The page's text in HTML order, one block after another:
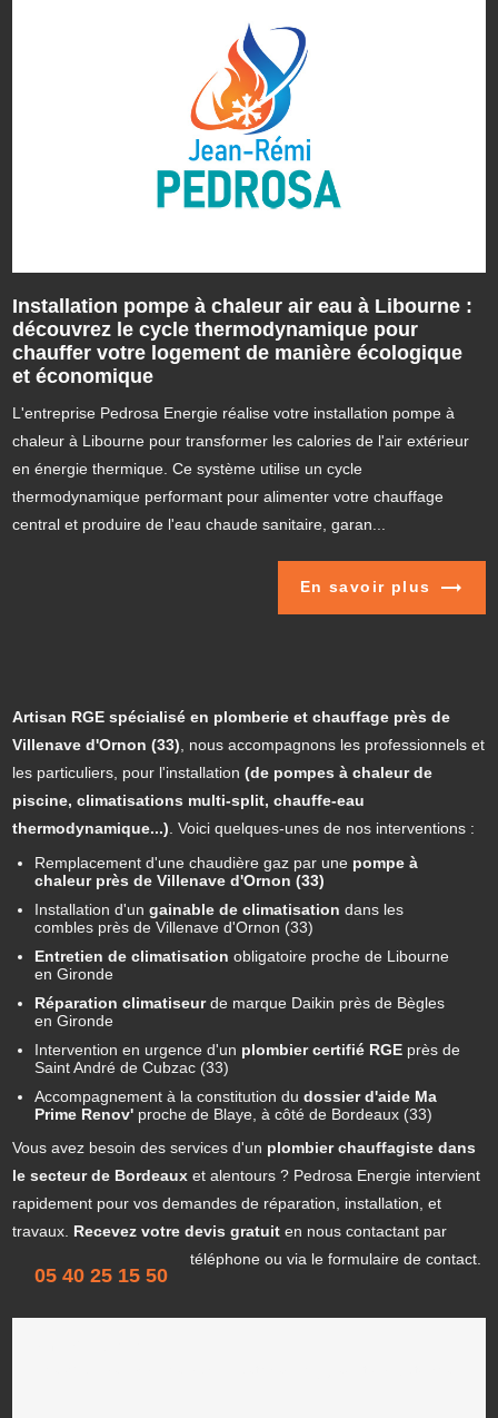
Installation pompe à chaleur air eau à Libourne :
découvrez le cycle thermodynamique pour
chauffer votre logement de manière écologique
et économique
L'entreprise Pedrosa Energie réalise votre installation pompe à
chaleur à Libourne pour transformer les calories de l'air extérieur
en énergie thermique. Ce système utilise un cycle
thermodynamique performant pour alimenter votre chauffage
central et produire de l'eau chaude sanitaire, garan...
En savoir plus
Artisan RGE spécialisé en plomberie et chauffage près de
Villenave d'Ornon (33) , nous accompagnons les professionnels et
les particuliers, pour l'installation(de pompes à chaleur de
piscine, climatisations multi-split, chauffe-eau
thermodynamique...) . Voici quelques-unes de nos interventions :
Remplacement d'une chaudière gaz par une pompe à
chaleur près de Villenave d'Ornon (33)
Installation d'ungainable de climatisation dans les
combles près de Villenave d'Ornon (33)
Entretien de climatisationobligatoire proche de Libourne
en Gironde
Réparation climatiseurde marque Daikin près de Bègles
en Gironde
Intervention en urgence d'un plombier certifié RGE près de
Saint André de Cubzac (33)
Accompagnement à la constitution dudossier d'aide Ma
Prime Renov' proche de Blaye, à côté de Bordeaux (33)
Vous avez besoin des services d'un plombier chauffagiste dans
le secteur de Bordeauxet alentours ? Pedrosa Energie intervient
rapidement pour vos demandes de réparation, installation, et
travaux. Recevez votre devis gratuiten nous contactant par
téléphone
05 40 25 15 50
ou via le formulaire de contact.